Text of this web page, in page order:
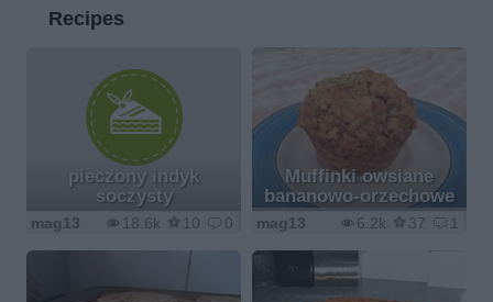
Recipes
pieczony indyk
soczysty
18.6k 10 0
mag13
Muffinki owsiane
bananowo-orzechowe
6.2k 37 1
mag13